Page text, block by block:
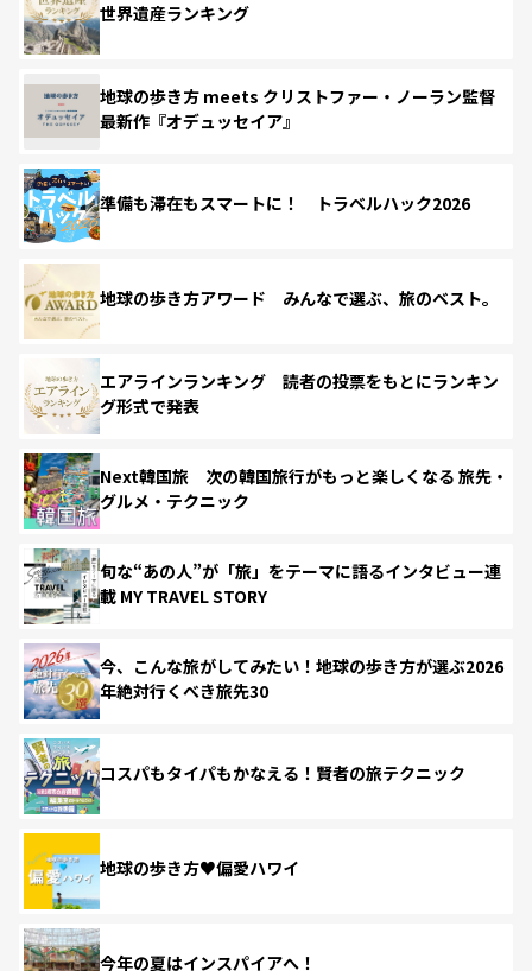
世界遺産ランキング
地球の歩き方 meets クリストファー・ノーラン監督
最新作『オデュッセイア』
準備も滞在もスマートに！ トラベルハック2026
地球の歩き方アワード みんなで選ぶ、旅のベスト。
エアラインランキング 読者の投票をもとにランキン
グ形式で発表
Next韓国旅 次の韓国旅行がもっと楽しくなる 旅先・
グルメ・テクニック
旬な“あの人”が「旅」をテーマに語るインタビュー連
載 MY TRAVEL STORY
今、こんな旅がしてみたい！地球の歩き方が選ぶ2026
年絶対行くべき旅先30
コスパもタイパもかなえる！賢者の旅テクニック
地球の歩き方♥偏愛ハワイ
今年の夏はインスパイアへ！